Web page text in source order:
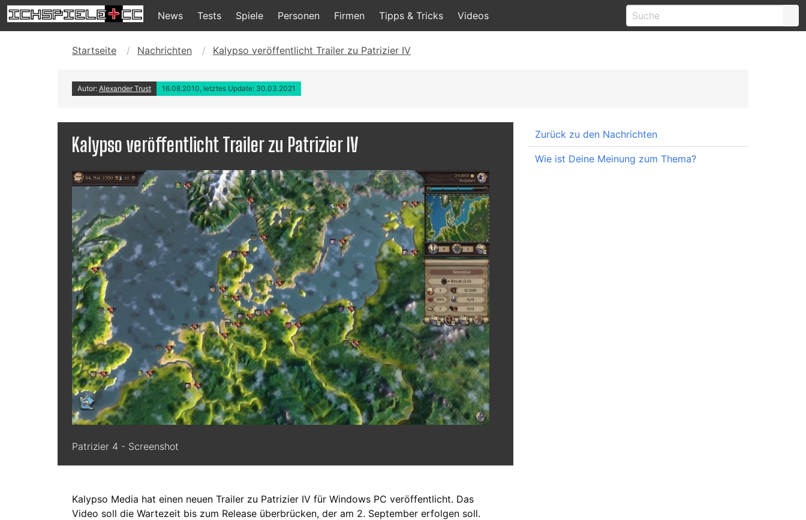
News Tests Spiele Personen Firmen Tipps & Tricks Videos
Startseite Nachrichten Kalypso veröffentlicht Trailer zu Patrizier IV
Autor: Alexander Trust 16.08.2010, letztes Update: 30.03.2021
Kalypso veröffentlicht Trailer zu Patrizier IV
Patrizier 4 - Screenshot
Kalypso Media hat einen neuen Trailer zu Patrizier IV für Windows PC veröffentlicht. Das
Video soll die Wartezeit bis zum Release überbrücken, der am 2. September erfolgen soll.
Zurück zu den Nachrichten
Wie ist Deine Meinung zum Thema?